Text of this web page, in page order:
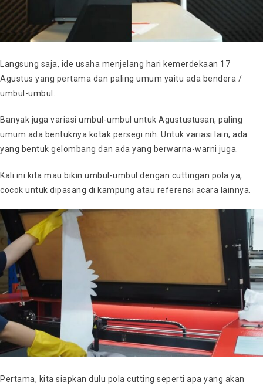
Langsung saja, ide usaha menjelang hari kemerdekaan 17
Agustus yang pertama dan paling umum yaitu ada bendera /
umbul-umbul.
Banyak juga variasi umbul-umbul untuk Agustustusan, paling
umum ada bentuknya kotak persegi nih. Untuk variasi lain, ada
yang bentuk gelombang dan ada yang berwarna-warni juga.
Kali ini kita mau bikin umbul-umbul dengan cuttingan pola ya,
cocok untuk dipasang di kampung atau referensi acara lainnya.
Pertama, kita siapkan dulu pola cutting seperti apa yang akan